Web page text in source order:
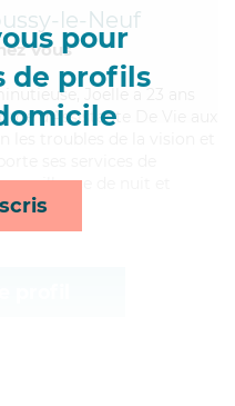
pour
de profils
le-Neuf
Vous
Joelle a 23 ans
d'Assistante De Vie aux
de nuit et